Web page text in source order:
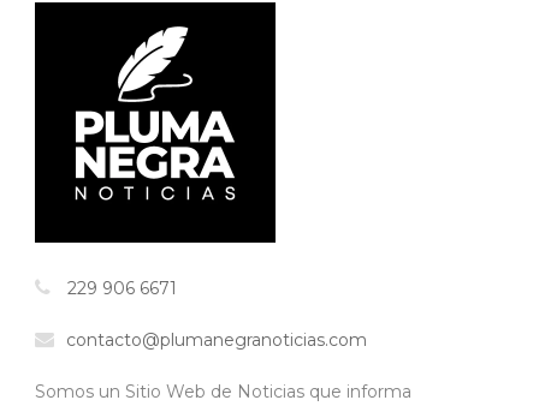
229 906 6671
contacto@plumanegranoticias.com
Somos un Sitio Web de Noticias que informa